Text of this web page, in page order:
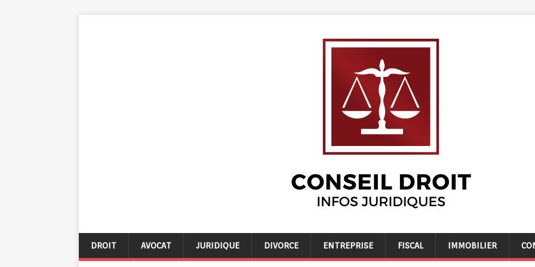
DROIT AVOCAT JURIDIQUE DIVORCE ENTREPRISE FISCAL IMMOBILIER